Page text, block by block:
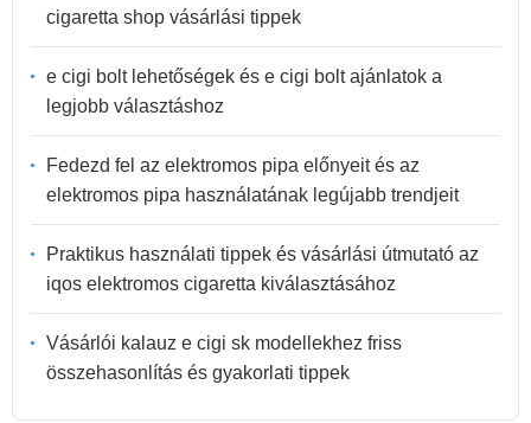
cigaretta shop vásárlási tippek
e cigi bolt lehetőségek és e cigi bolt ajánlatok a
legjobb választáshoz
Fedezd fel az elektromos pipa előnyeit és az
elektromos pipa használatának legújabb trendjeit
Praktikus használati tippek és vásárlási útmutató az
iqos elektromos cigaretta kiválasztásához
Vásárlói kalauz e cigi sk modellekhez friss
összehasonlítás és gyakorlati tippek